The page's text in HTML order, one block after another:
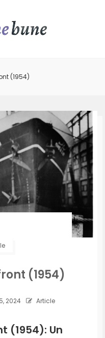
(1954)
(1954)
2024 Article
(1954): Un